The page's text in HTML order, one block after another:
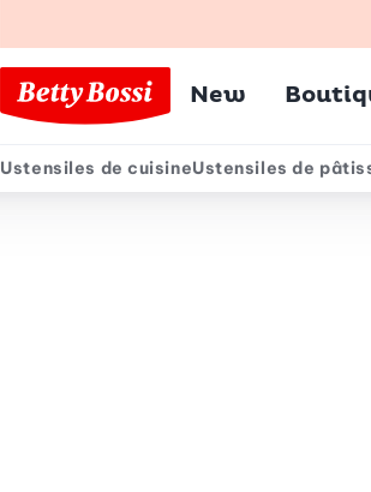
Menu
New
Menu secondaire
Ustensiles de cuisineUstensiles de